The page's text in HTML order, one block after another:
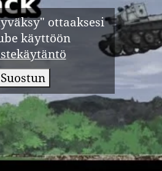
ottaaksesi
käyttöön
Suostun